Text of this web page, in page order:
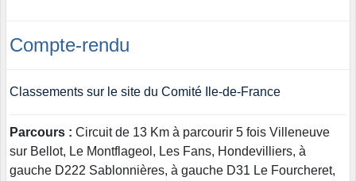
Compte-rendu
Classements sur le site du Comité Ile-de-France
Parcours : Circuit de 13 Km à parcourir 5 fois Villeneuve
sur Bellot, Le Montflageol, Les Fans, Hondevilliers, à
gauche D222 Sablonnières, à gauche D31 Le Fourcheret,